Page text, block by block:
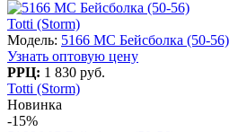
Totti (Storm)
Модель: 5166 МС Бейсболка (50-56)
Узнать оптовую цену
РРЦ: 1 830 руб.
Totti (Storm)
Новинка
-15%